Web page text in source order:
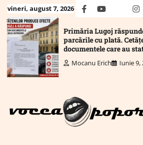
Skip
to
content
vineri, august 7, 2026 facebookyoutubeMail
Primăria Lugoj
parcările cu plată.
documentele care au
Mocanu Erich Iunie 9,